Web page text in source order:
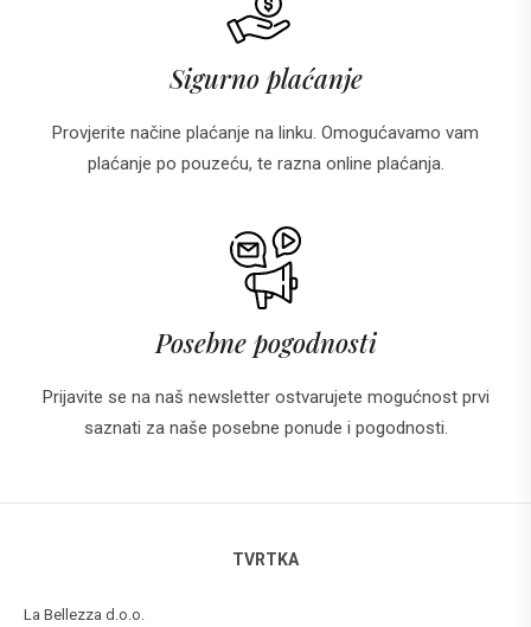
Sigurno plaćanje
Provjerite načine plaćanje na linku. Omogućavamo vam
plaćanje po pouzeću, te razna online plaćanja.
Posebne pogodnosti
Prijavite se na naš newsletter ostvarujete mogućnost prvi
saznati za naše posebne ponude i pogodnosti.
TVRTKA
La Bellezza d.o.o.